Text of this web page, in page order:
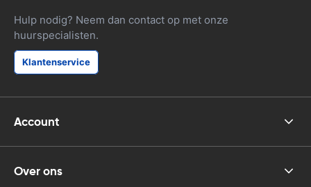
Hulp nodig? Neem dan contact op met onze
huurspecialisten.
Klantenservice
Account
Over ons